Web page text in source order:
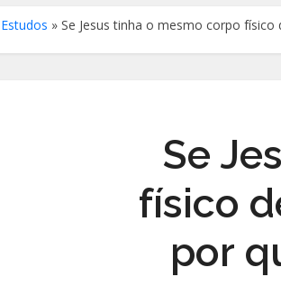
Estudos » Se Jesus tinha o mesmo corpo
Se
físico
por